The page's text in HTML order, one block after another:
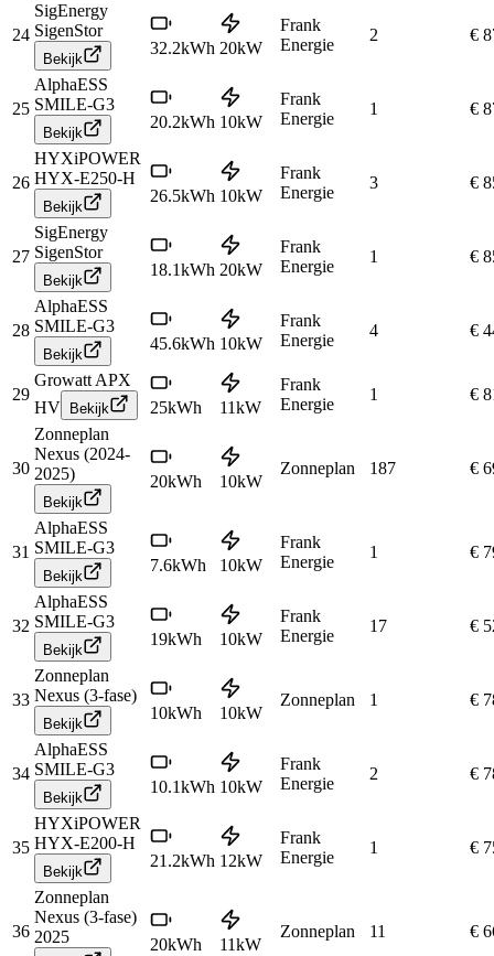
24
SigEnergy
SigenStor
Bekijk
32.2kWh 20kW
Frank
Energie
2 €
25
AlphaESS
SMILE-G3
Bekijk
20.2kWh 10kW
Frank
Energie
1 €
26
HYXiPOWER
HYX-E250-H
Bekijk
26.5kWh 10kW
Frank
Energie
3 €
27
SigEnergy
SigenStor
Bekijk
18.1kWh 20kW
Frank
Energie
1 €
28
AlphaESS
SMILE-G3
Bekijk
45.6kWh 10kW
Frank
Energie
4 €
29
Growatt APX
HV
Bekijk 25kWh 11kW
Frank
Energie
1 €
30
Zonneplan
Nexus (2024-
2025)
Bekijk
20kWh 10kW
Zonneplan 187 €
31
AlphaESS
SMILE-G3
Bekijk
7.6kWh 10kW
Frank
Energie
1 €
32
AlphaESS
SMILE-G3
Bekijk
19kWh 10kW
Frank
Energie
17 €
33
Zonneplan
Nexus (3-fase)
Bekijk
10kWh 10kW
Zonneplan 1 €
34
AlphaESS
SMILE-G3
Bekijk
10.1kWh 10kW
Frank
Energie
2 €
35
HYXiPOWER
HYX-E200-H
Bekijk
21.2kWh 12kW
Frank
Energie
1 €
36
Zonneplan
Nexus (3-fase)
2025
20kWh 11kW
Zonneplan 11 €